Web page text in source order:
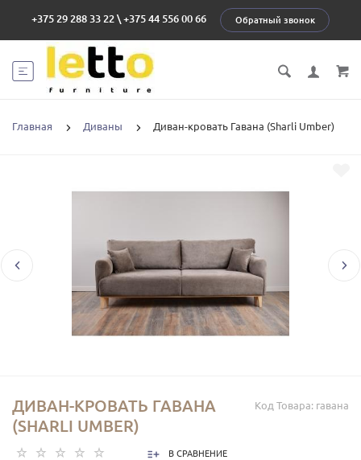
+375 29 288 33 22 \ +375 44 556 00 66 Обратный звонок
Главная Диваны Диван-кровать Гавана (Sharli Umber)
Код Товара: гавана
ДИВАН-КРОВАТЬ ГАВАНА
(SHARLI UMBER)
В СРАВНЕНИЕ